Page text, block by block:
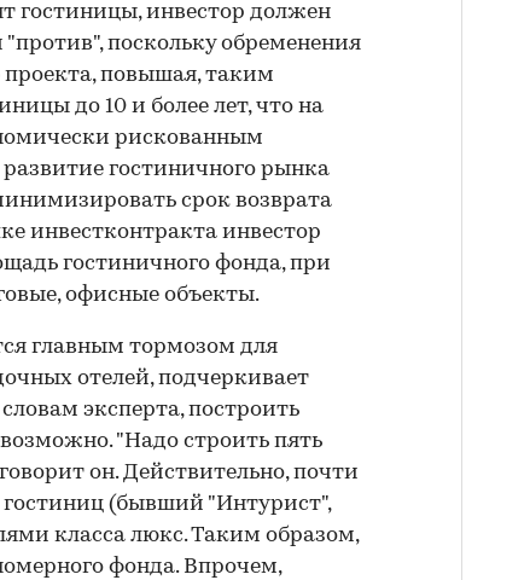
гостиницы, инвестор должен
"против", поскольку обременения
повышая, таким
до 10 и более лет, что на
рискованным
гостиничного рынка
срок возврата
инвестконтракта инвестор
гостиничного фонда, при
офисные объекты.
главным тормозом для
отелей, подчеркивает
эксперта, построить
"Надо строить пять
он. Действительно, почти
(бывший "Интурист",
класса люкс. Таким образом,
фонда. Впрочем,